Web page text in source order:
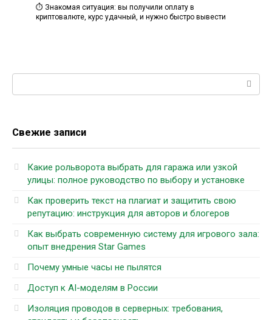
⏱️ Знакомая ситуация: вы получили оплату в
криптовалюте, курс удачный, и нужно быстро вывести
Свежие записи
Какие рольворота выбрать для гаража или узкой
улицы: полное руководство по выбору и установке
Как проверить текст на плагиат и защитить свою
репутацию: инструкция для авторов и блогеров
Как выбрать современную систему для игрового зала:
опыт внедрения Star Games
Почему умные часы не пылятся
Доступ к AI-моделям в России
Изоляция проводов в серверных: требования,